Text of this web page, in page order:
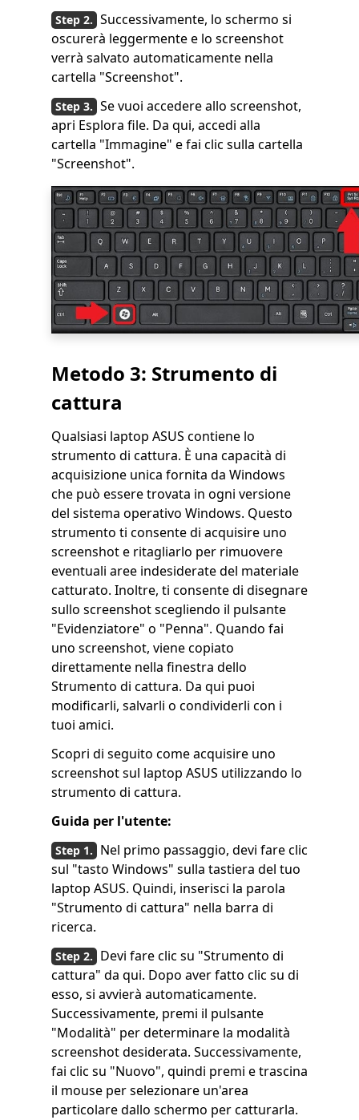
Successivamente, lo schermo si
oscurerà leggermente e lo screenshot
verrà salvato automaticamente nella
cartella "Screenshot".
Se vuoi accedere allo screenshot,
apri Esplora file. Da qui, accedi alla
cartella "Immagine" e fai clic sulla cartella
"Screenshot".
Metodo 3: Strumento di
cattura
Qualsiasi laptop ASUS contiene lo
strumento di cattura. È una capacità di
acquisizione unica fornita da Windows
che può essere trovata in ogni versione
del sistema operativo Windows. Questo
strumento ti consente di acquisire uno
screenshot e ritagliarlo per rimuovere
eventuali aree indesiderate del materiale
catturato. Inoltre, ti consente di disegnare
sullo screenshot scegliendo il pulsante
"Evidenziatore" o "Penna". Quando fai
uno screenshot, viene copiato
direttamente nella finestra dello
Strumento di cattura. Da qui puoi
modificarli, salvarli o condividerli con i
tuoi amici.
Scopri di seguito come acquisire uno
screenshot sul laptop ASUS utilizzando lo
strumento di cattura.
Guida per l'utente:
Nel primo passaggio, devi fare clic
sul "tasto Windows" sulla tastiera del tuo
laptop ASUS. Quindi, inserisci la parola
"Strumento di cattura" nella barra di
ricerca.
Devi fare clic su "Strumento di
cattura" da qui. Dopo aver fatto clic su di
esso, si avvierà automaticamente.
Successivamente, premi il pulsante
"Modalità" per determinare la modalità
screenshot desiderata. Successivamente,
fai clic su "Nuovo", quindi premi e trascina
il mouse per selezionare un'area
particolare dallo schermo per catturarla.